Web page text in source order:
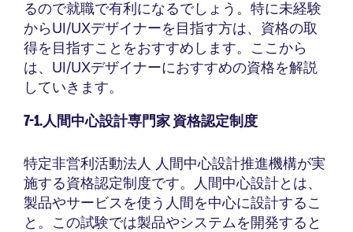
るので就職で有利になるでしょう。特に未経験
からUI/UXデザイナーを目指す方は、資格の取
得を目指すことをおすすめします。ここから
は、UI/UXデザイナーにおすすめの資格を解説
していきます。
7-1.人間中心設計専門家 資格認定制度
特定非営利活動法人 人間中心設計推進機構が実
施する資格認定制度です。人間中心設計とは、
製品やサービスを使う人間を中心に設計するこ
と。この試験では製品やシステムを開発すると